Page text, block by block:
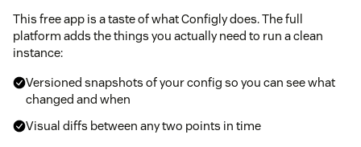
This free app is a taste of what Configly does. The full
platform adds the things you actually need to run a clean
instance:
Versioned snapshots of your config so you can see what
changed and when
Visual diffs between any two points in time